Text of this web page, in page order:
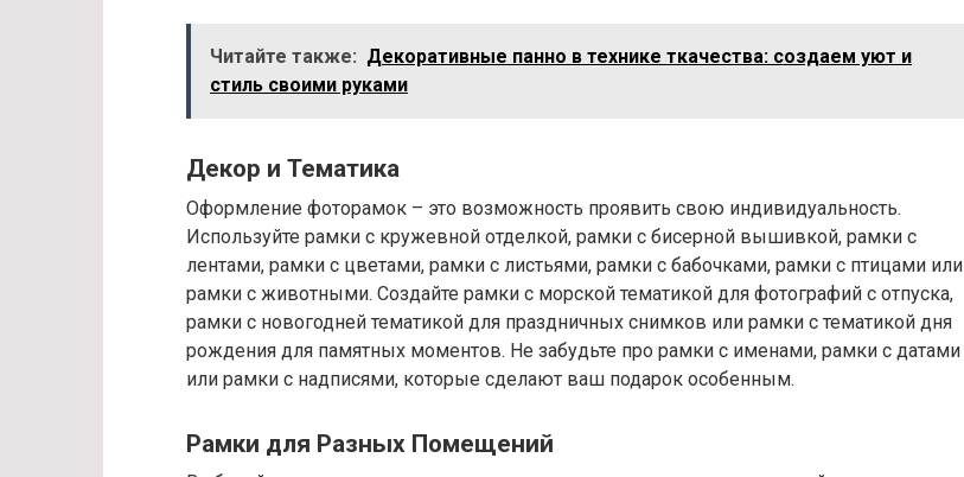
Читайте также: Декоративные панно в технике ткачества: создаем уют и
стиль своими руками
Декор и Тематика
Оформление фоторамок – это возможность проявить свою индивидуальность.
Используйте рамки с кружевной отделкой, рамки с бисерной вышивкой, рамки с
лентами, рамки с цветами, рамки с листьями, рамки с бабочками, рамки с птицами или
рамки с животными. Создайте рамки с морской тематикой для фотографий с отпуска,
рамки с новогодней тематикой для праздничных снимков или рамки с тематикой дня
рождения для памятных моментов. Не забудьте про рамки с именами, рамки с датами
или рамки с надписями, которые сделают ваш подарок особенным.
Рамки для Разных Помещений